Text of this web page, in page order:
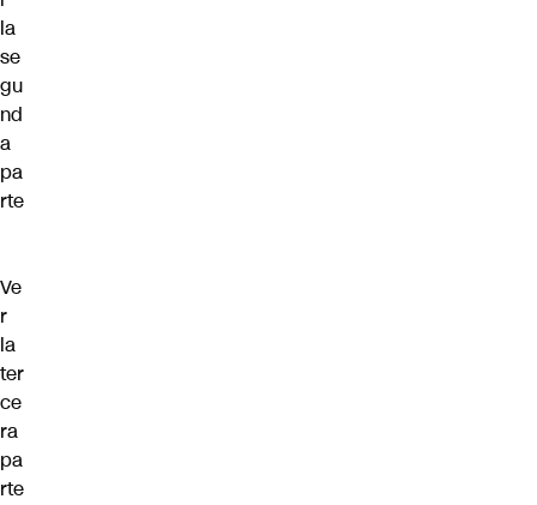
la
se
gu
nd
a
pa
rte
Ve
r
la
ter
ce
ra
pa
rte